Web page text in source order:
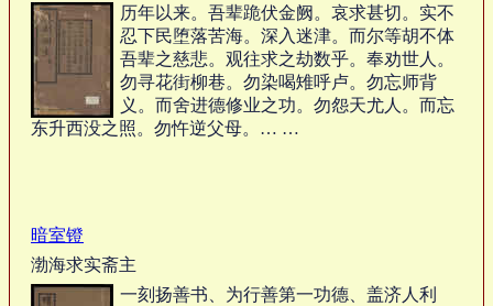
历年以来。吾辈跪伏金阙。哀求甚切。实不
忍下民堕落苦海。深入迷津。而尔等胡不体
吾辈之慈悲。观往求之劫数乎。奉劝世人。
勿寻花街柳巷。勿染喝雉呼卢。勿忘师背
义。而舍进德修业之功。勿怨天尤人。而忘
东升西没之照。勿忤逆父母。… …
暗室镫
渤海求实斋主
一刻扬善书、为行善第一功德、盖济人利